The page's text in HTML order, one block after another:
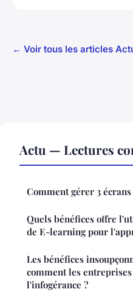
← Voir tous les articles
Actu — Lectures
Comment gérer 3
Quels bénéfices offre
de E-learning pour
Les bénéfices
comment les
l'infogérance ?